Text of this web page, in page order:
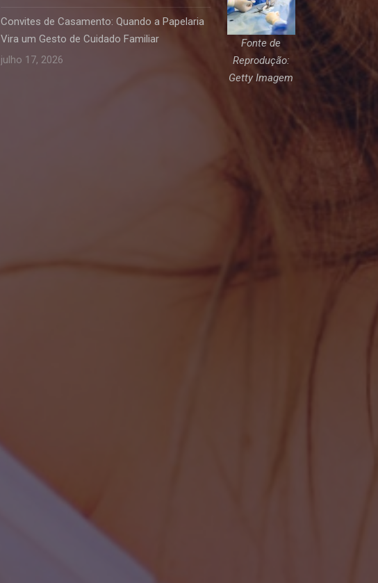
Convites de Casamento: Quando a Papelaria
Vira um Gesto de Cuidado Familiar
julho 17, 2026
Fonte de
Reprodução:
Getty Imagem